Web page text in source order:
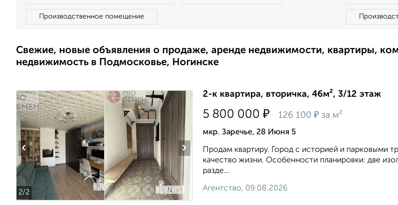
Производственное помещение
Свежие, новые объявления о продаже, аренде недвижимости, квартиры,
недвижимость в Подмосковье, Ногинске
2/2
‹ ›
2-к квартира, вторичка, 46м², 3/12 этаж
5 800 000 ₽ 126 100 ₽ за м²
мкр. Заречье, 28 Июня 5
Продам квартиру. Город с историей и парковыми
качество жизни. Особенности планировки: две
разде...
Агентство, 09.08.2026